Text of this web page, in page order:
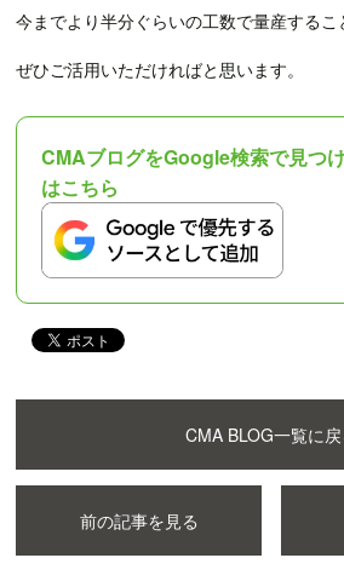
今までより半分ぐらいの工数で量産するこ
ぜひご活用いただければと思います。
CMAブログをGoogle検索で見つ
はこちら
前の記事を見る
CMA BLOG一覧に戻